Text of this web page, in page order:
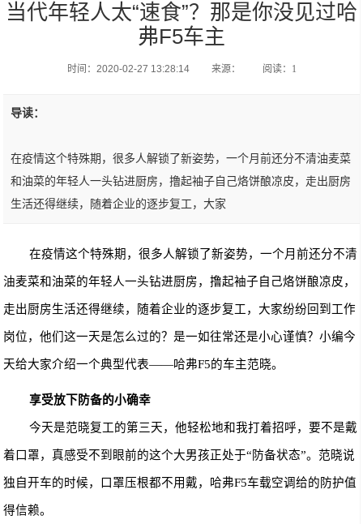
当代年轻人太“速食”？那是你没见过哈
弗F5车主
时间：2020-02-27 13:28:14 来源： 阅读：1
导读：
在疫情这个特殊期，很多人解锁了新姿势，一个月前还分不清油麦菜
和油菜的年轻人一头钻进厨房，撸起袖子自己烙饼酿凉皮，走出厨房
生活还得继续，随着企业的逐步复工，大家
在疫情这个特殊期，很多人解锁了新姿势，一个月前还分不清
油麦菜和油菜的年轻人一头钻进厨房，撸起袖子自己烙饼酿凉皮，
走出厨房生活还得继续，随着企业的逐步复工，大家纷纷回到工作
岗位，他们这一天是怎么过的？是一如往常还是小心谨慎？小编今
天给大家介绍一个典型代表——哈弗F5的车主范晓。
享受放下防备的小确幸
今天是范晓复工的第三天，他轻松地和我打着招呼，要不是戴
着口罩，真感受不到眼前的这个大男孩正处于“防备状态”。范晓说
独自开车的时候，口罩压根都不用戴， 哈弗F5车载空调给的防护值
得信赖。